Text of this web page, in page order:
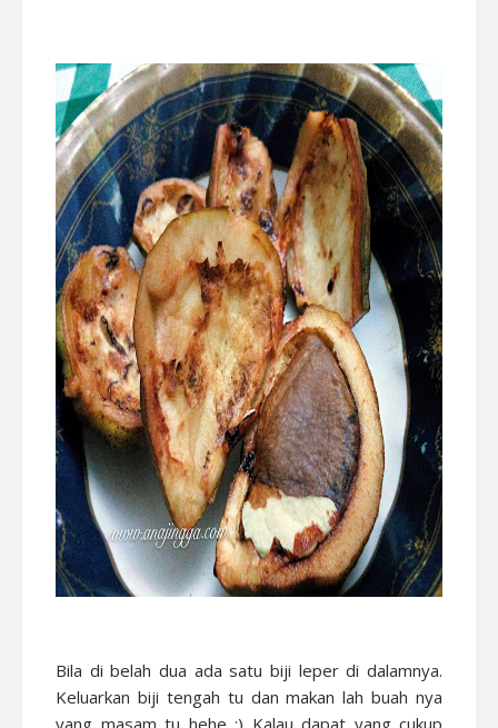
Bila di belah dua ada satu biji leper di dalamnya.
Keluarkan biji tengah tu dan makan lah buah nya
yang masam tu hehe :) Kalau dapat yang cukup